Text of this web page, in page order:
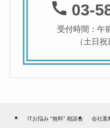
03-
受付時間：午
（土日祝
ITお悩み “無料” 相談会 会社案